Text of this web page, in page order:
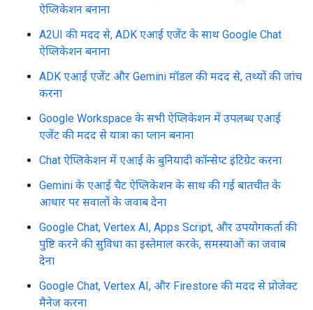
ऐप्लिकेशन बनाना
A2UI की मदद से, ADK एआई एजेंट के साथ Google Chat
ऐप्लिकेशन बनाना
ADK एआई एजेंट और Gemini मॉडल की मदद से, तथ्यों की जांच
करना
Google Workspace के सभी ऐप्लिकेशन में उपलब्ध एआई
एजेंट की मदद से यात्रा का प्लान बनाना
Chat ऐप्लिकेशन में एआई के बुनियादी कॉन्सेप्ट इंटिग्रेट करना
Gemini के एआई चैट ऐप्लिकेशन के साथ की गई बातचीत के
आधार पर सवालों के जवाब देना
Google Chat, Vertex AI, Apps Script, और उपयोगकर्ता की
पुष्टि करने की सुविधा का इस्तेमाल करके, समस्याओं का जवाब
देना
Google Chat, Vertex AI, और Firestore की मदद से प्रोजेक्ट
मैनेज करना